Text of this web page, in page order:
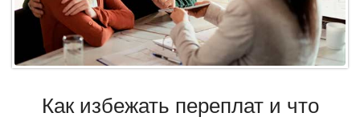
Как избежать переплат и что